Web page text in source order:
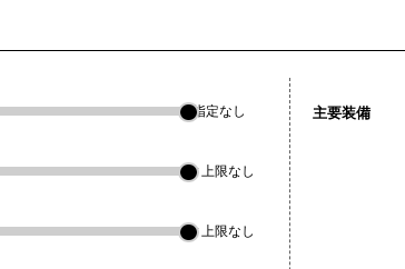
指定なし
▼上限なし
▼上限なし
主要装備